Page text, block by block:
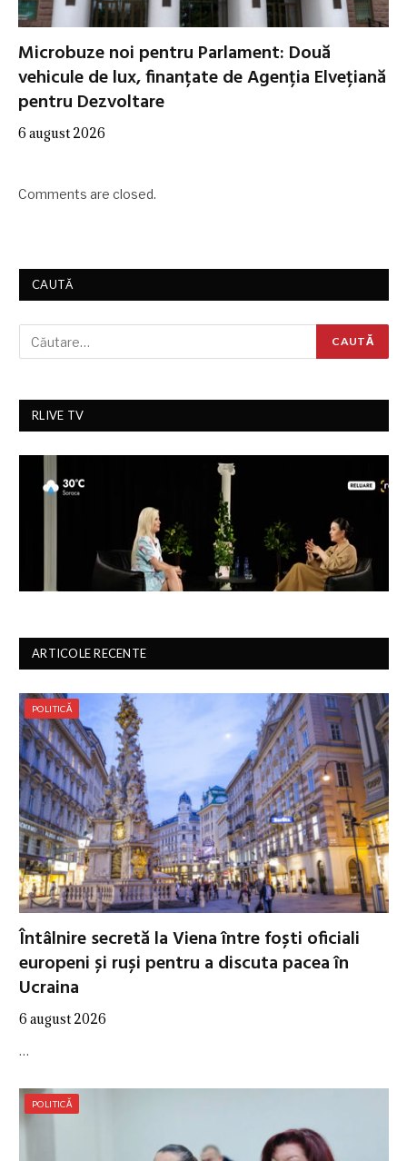
Microbuze noi pentru Parlament: Două
vehicule de lux, finanțate de Agenția Elvețiană
pentru Dezvoltare
6 august 2026
Comments are closed.
CAUTĂ
RLIVE TV
ARTICOLE RECENTE
POLITICĂ
Întâlnire secretă la Viena între foști oficiali
europeni și ruși pentru a discuta pacea în
Ucraina
6 august 2026
…
POLITICĂ